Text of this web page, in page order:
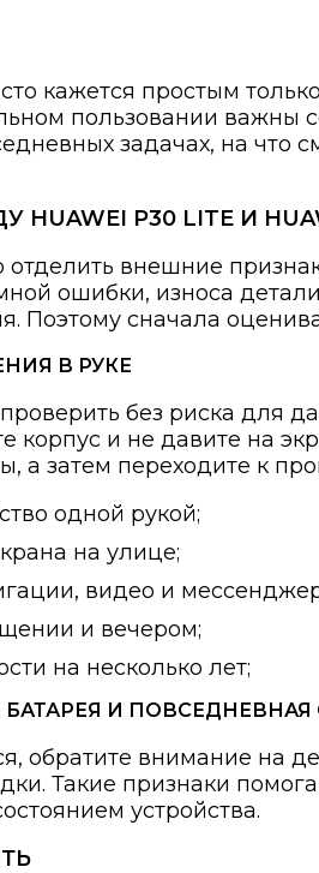
кажется простым
пользовании важны
задачах, на что
HUAWEI P30 LITE И
отделить внешние
ошибки, износа
Поэтому сначала
В РУКЕ
без риска для
корпус и не давите на
а затем переходите к
одной рукой;
на улице;
видео и
и вечером;
на несколько лет;
И ПОВСЕДНЕВНАЯ
обратите внимание на
Такие признаки
устройства.